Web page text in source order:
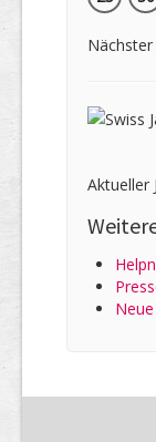
Nächster
Aktueller